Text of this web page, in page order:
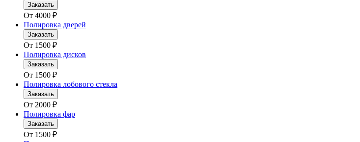
Заказать
От 4000 ₽
Полировка дверей
Заказать
От 1500 ₽
Полировка дисков
Заказать
От 1500 ₽
Полировка лобового стекла
Заказать
От 2000 ₽
Полировка фар
Заказать
От 1500 ₽